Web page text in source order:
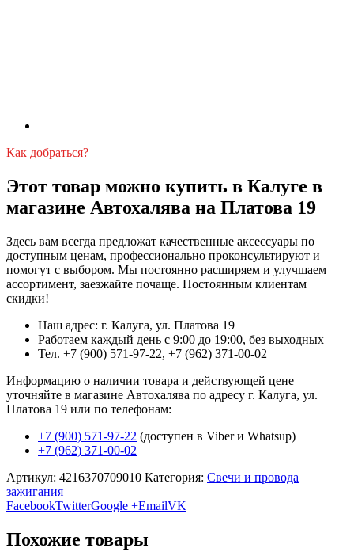
Как добраться?
Этот товар можно купить в Калуге в
магазине Автохалява на Платова 19
Здесь вам всегда предложат качественные аксессуары по
доступным ценам, профессионально проконсультируют и
помогут с выбором. Мы постоянно расширяем и улучшаем
ассортимент, заезжайте почаще. Постоянным клиентам
скидки!
Наш адрес: г. Калуга, ул. Платова 19
Работаем каждый день с 9:00 до 19:00, без выходных
Тел. +7 (900) 571-97-22, +7 (962) 371-00-02
Информацию о наличии товара и действующей цене
уточняйте в магазине Автохалява по адресу г. Калуга, ул.
Платова 19 или по телефонам:
+7 (900) 571-97-22 (доступен в Viber и Whatsup)
+7 (962) 371-00-02
Артикул: 4216370709010 Категория: Свечи и провода
зажигания
FacebookTwitterGoogle +EmailVK
Похожие товары